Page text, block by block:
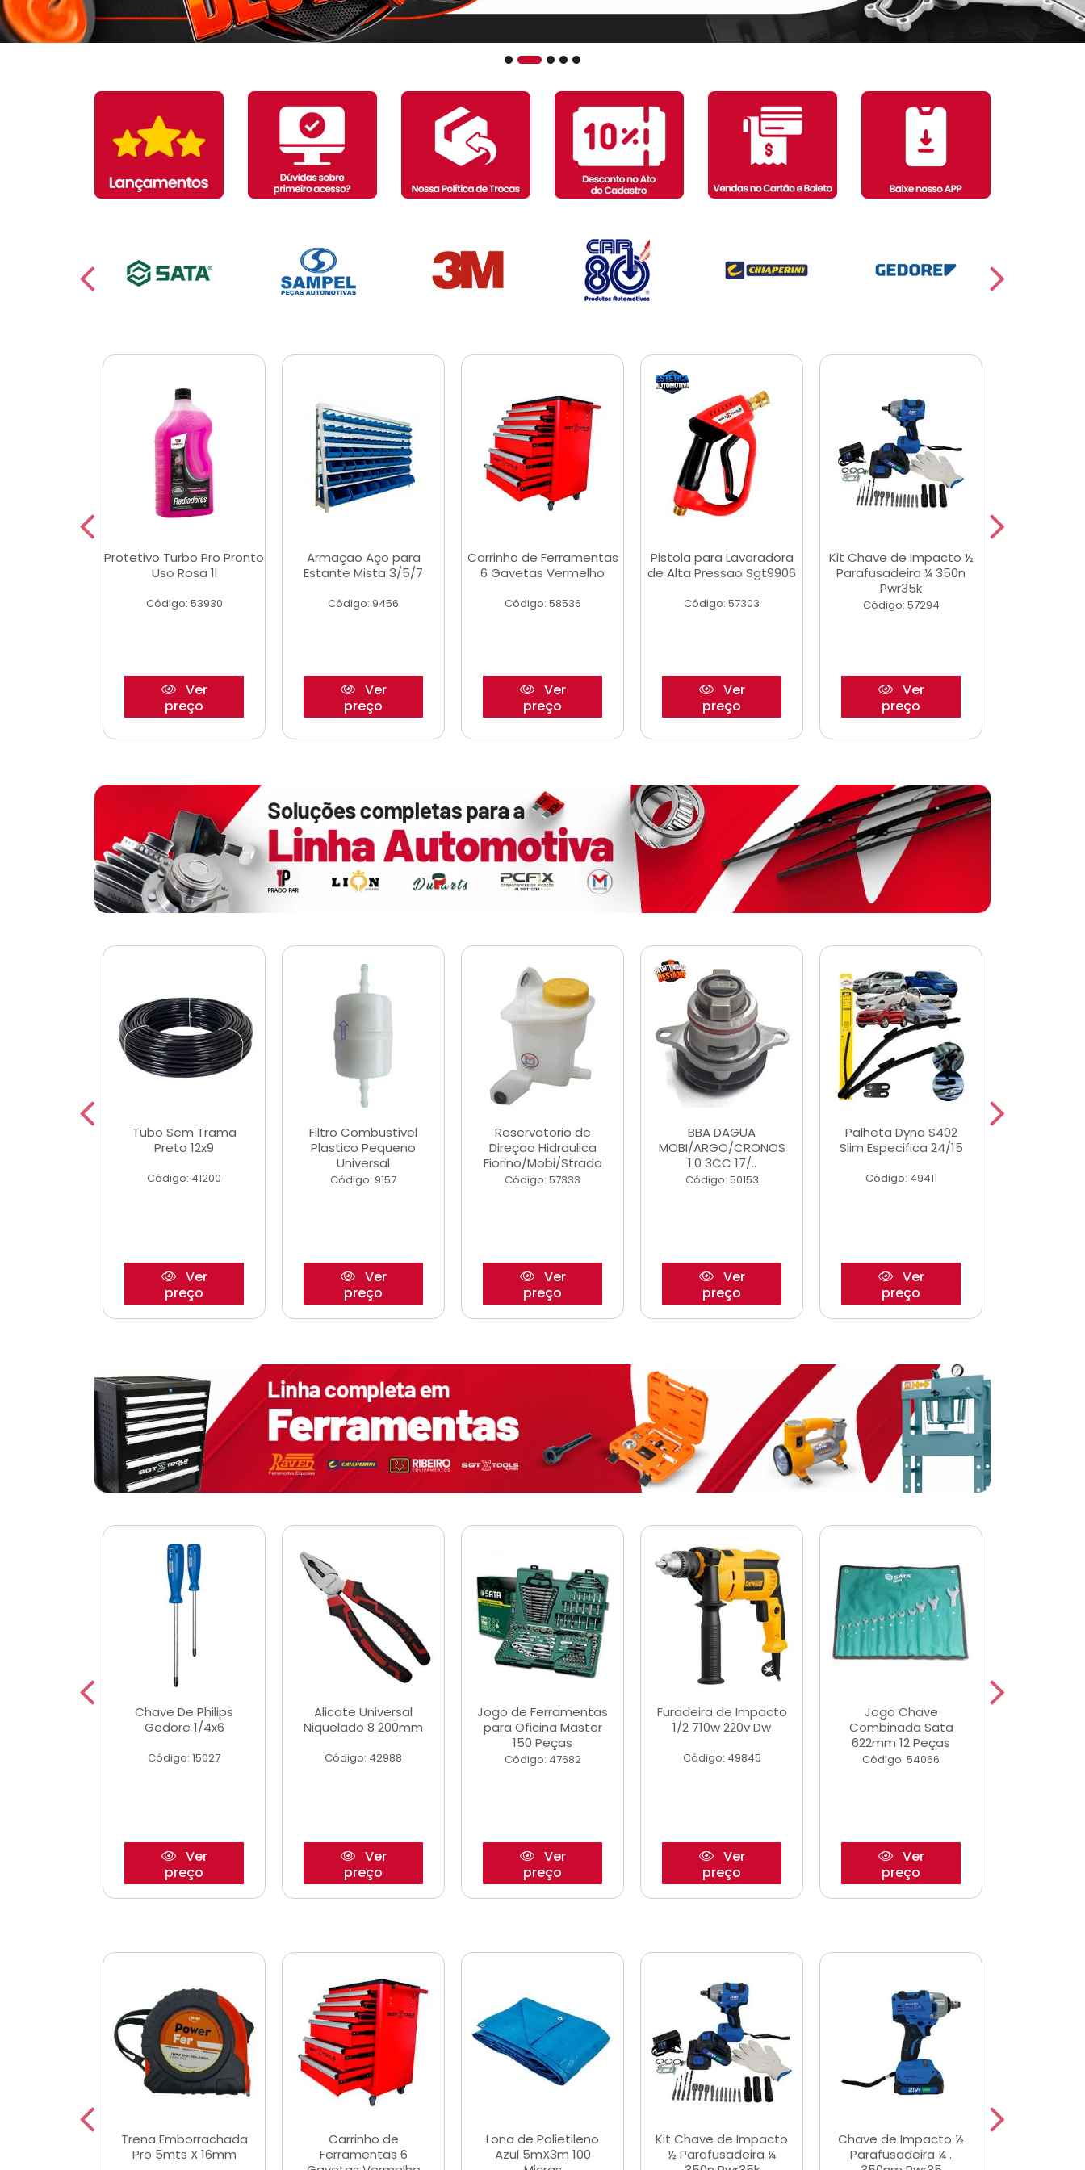
Protetivo Turbo Pro Pronto
Uso Rosa 1l
Código: 53930
Ver
preço
Armaçao Aço para
Estante Mista 3/5/7
Código: 9456
Ver
preço
Carrinho de Ferramentas
6 Gavetas Vermelho
Código: 58536
Ver
preço
Pistola para Lavaradora
de Alta Pressao Sgt9906
Código: 57303
Ver
preço
Kit Chave de Impacto ½
Parafusadeira ¼ 350n
Pwr35k
Código: 57294
Ver
preço
Tubo Sem Trama
Preto 12x9
Código: 41200
Ver
preço
Filtro Combustivel
Plastico Pequeno
Universal
Código: 9157
Ver
preço
Reservatorio de
Direçao Hidraulica
Fiorino/Mobi/Strada
Código: 57333
Ver
preço
BBA DAGUA
MOBI/ARGO/CRONOS
1.0 3CC 17/..
Código: 50153
Ver
preço
Palheta Dyna S402
Slim Especifica 24/15
Código: 49411
Ver
preço
Chave De Philips
Gedore 1/4x6
Código: 15027
Ver
preço
Alicate Universal
Niquelado 8 200mm
Código: 42988
Ver
preço
Jogo de Ferramentas
para Oficina Master
150 Peças
Código: 47682
Ver
preço
Furadeira de Impacto
1/2 710w 220v Dw
Código: 49845
Ver
preço
Jogo Chave
Combinada Sata
622mm 12 Peças
Código: 54066
Ver
preço
Trena Emborrachada
Pro 5mts X 16mm
Carrinho de
Ferramentas 6
Lona de Polietileno
Azul 5mX3m 100
Kit Chave de Impacto
½ Parafusadeira ¼
Chave de Impacto ½
Parafusadeira ¼ .